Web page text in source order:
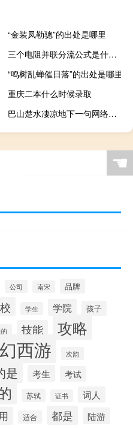
“金装凤勒骢”的出处是哪里
三个电阻并联分流公式是什么啊
“鸣树乱蝉催日落”的出处是哪里
重庆二本什么时候录取
巴山楚水凄凉地下一句网络用语是什么什么梗
☚
公司 南宋 品牌
学生 学院 孩子
技能 攻略
西游 次韵
是 考生 考试
苏轼 证书 词人
适合 都是 陆游